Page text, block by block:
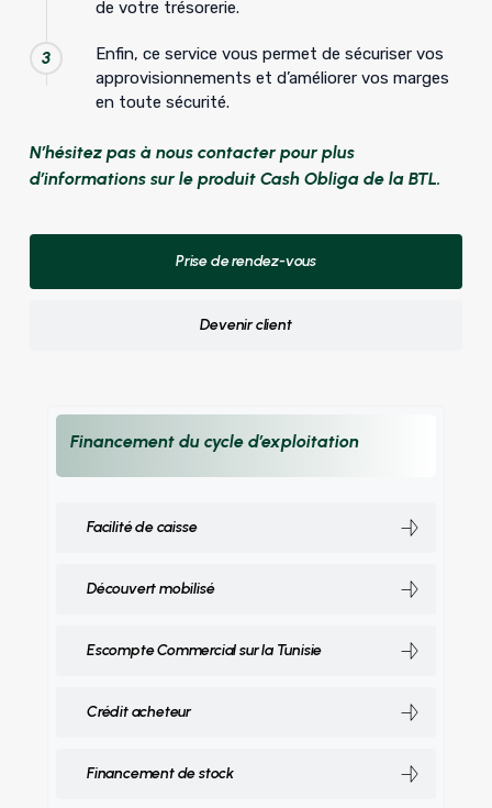
de votre trésorerie.
3
Enfin, ce service vous permet de sécuriser vos
approvisionnements et d’améliorer vos marges
en toute sécurité.
N’hésitez pas à nous contacter pour plus
d’informations sur le produit Cash Obliga de la BTL.
Prise de rendez-vous
Devenir client
Financement du cycle d’exploitation
Facilité de caisse
Découvert mobilisé
Escompte Commercial sur la Tunisie
Crédit acheteur
Financement de stock